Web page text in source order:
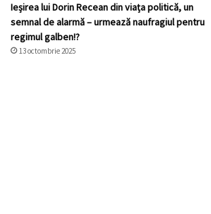
Ieșirea lui Dorin Recean din viața politică, un
semnal de alarmă – urmează naufragiul pentru
regimul galben!?
13 octombrie 2025